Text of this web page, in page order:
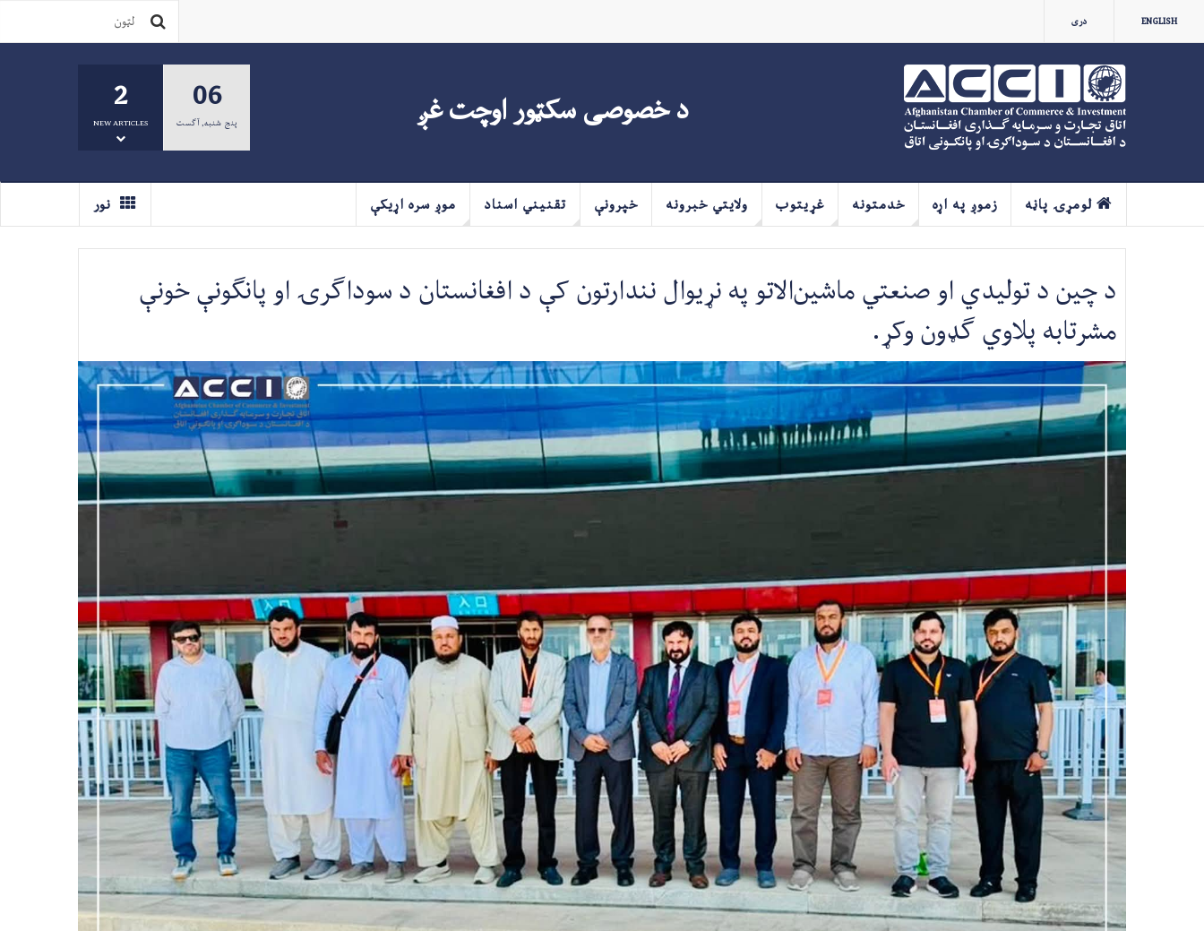
ENGLISH دری
د خصوصی سکټور اوچت غږ 06
پنج شنبه,آگست
2
NEW ARTICLES
نور لومړۍ پاڼه زموږ په اړه خدمتونه غړيتوب ولايتي خبرونه خپرونې تقنیني اسناد موږ سره اړيکې
د چین د تولیدي او صنعتي ماشین‌الاتو په نړیوال نندارتون کې د افغانستان د سوداګرۍ او پانګونې خونې
مشرتابه پلاوي ګډون وکړ.